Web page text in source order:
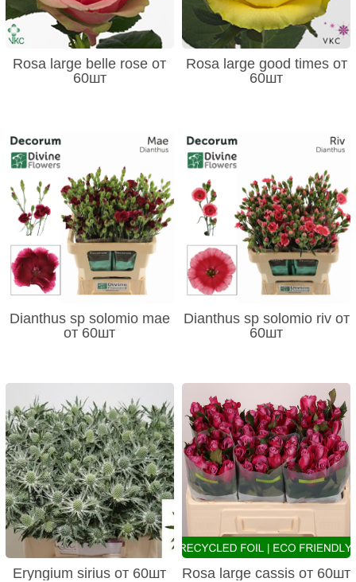
Rosa large belle rose от
60шт
Rosa large good times от
60шт
Dianthus sp solomio mae
от 60шт
Dianthus sp solomio riv от
60шт
Eryngium sirius от 60шт Rosa large cassis от 60шт